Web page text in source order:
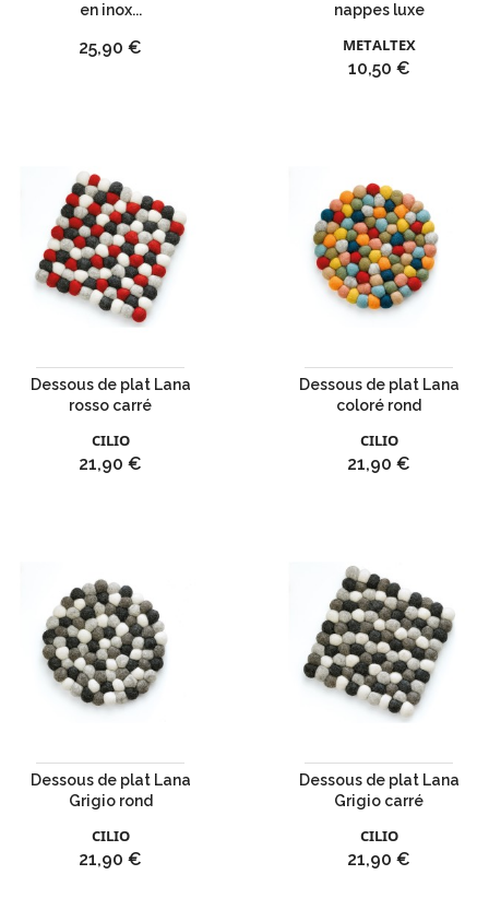
en inox...
Prix
25,90 €
nappes luxe
METALTEX
Prix
10,50 €
Dessous de plat Lana
rosso carré
CILIO
Prix
21,90 €
Dessous de plat Lana
coloré rond
CILIO
Prix
21,90 €
Dessous de plat Lana
Grigio rond
CILIO
Prix
21,90 €
Dessous de plat Lana
Grigio carré
CILIO
Prix
21,90 €